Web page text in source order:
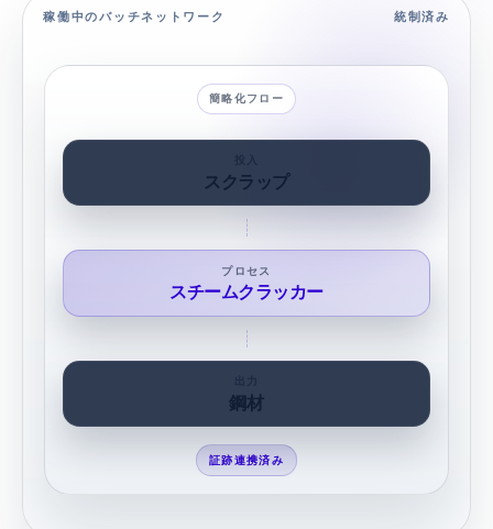
稼働中のバッチネットワーク 統制済み
簡略化フロー
スクラップ
プロセス
スチームクラッカー
鋼材
証跡連携済み